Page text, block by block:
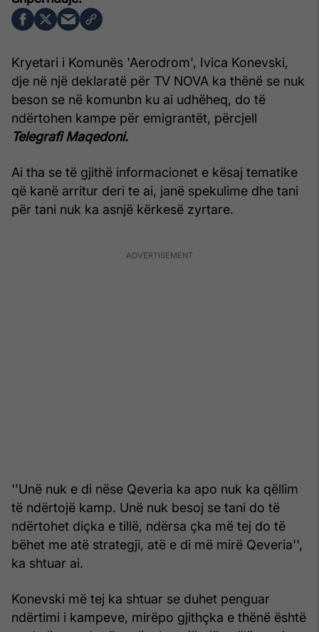
Kryetari i Komunës 'Aerodrom', Ivica Konevski,
dje në një deklaratë për TV NOVA ka thënë se nuk
beson se në komunbn ku ai udhëheq, do të
ndërtohen kampe për emigrantët, përcjell
Telegrafi Maqedoni.
Ai tha se të gjithë informacionet e kësaj tematike
që kanë arritur deri te ai, janë spekulime dhe tani
për tani nuk ka asnjë kërkesë zyrtare.
''Unë nuk e di nëse Qeveria ka apo nuk ka qëllim
të ndërtojë kamp. Unë nuk besoj se tani do të
ndërtohet diçka e tillë, ndërsa çka më tej do të
bëhet me atë strategji, atë e di më mirë Qeveria'',
ka shtuar ai.
Konevski më tej ka shtuar se duhet penguar
ndërtimi i kampeve, mirëpo gjithçka e thënë është